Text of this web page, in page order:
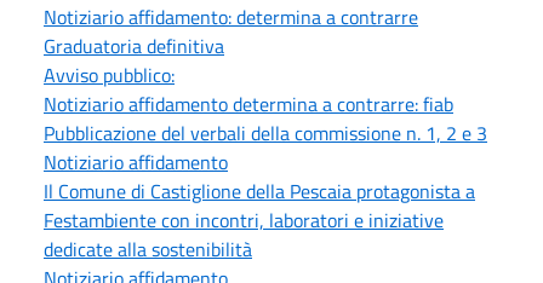
Notiziario affidamento: determina a contrarre
Graduatoria definitiva
Avviso pubblico:
Notiziario affidamento determina a contrarre: fiab
Pubblicazione del verbali della commissione n. 1, 2 e 3
Notiziario affidamento
Il Comune di Castiglione della Pescaia protagonista a
Festambiente con incontri, laboratori e iniziative
dedicate alla sostenibilità